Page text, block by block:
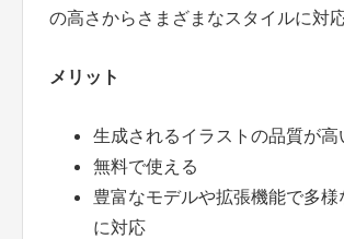
の高さからさまざまなスタイルに対
メリット
生成されるイラストの品質が高
無料で使える
豊富なモデルや拡張機能で多
に対応